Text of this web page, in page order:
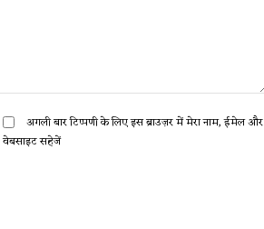
ईमेल:*अगली बार टिप्पणी के लिए इस ब्राउज़र में मेरा नाम, ईमेल और
वेबसाइट सहेजें